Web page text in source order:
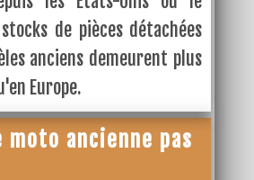
moto ancienne pas
de pièces détachées
anciens demeurent plus
Europe.